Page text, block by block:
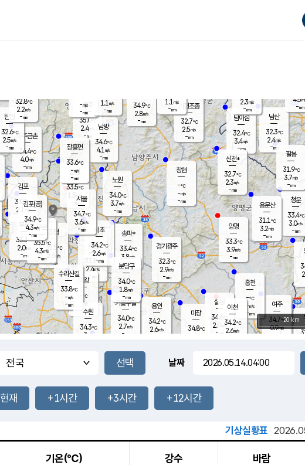
남이섬
32.4℃
3.4m/s
-mm
양주
35.0℃
2.4
-mm
과천
33.1℃
2.4m/s
- mm
남산
32.3℃
2.4m/s
-mm
-mm
청운
33.4℃
3.0m/s
-mm
팔봉
31.9℃
3.7m/s
-mm
-mm
용인
34.2℃
2.6m/s
여주
34.7℃
0.9m/s
경기광주
32.3℃
2.9m/s
-mm
장호원
2.3m/s
-mm
33.1
℃
파주금촌
34.4℃
4.0m/s
-mm
가평조종
32.7℃
2.5m/s
-mm
34.9℃
2.8m/s
-mm
신천*
32.7℃
2.3m/s
-mm
창현
-℃
-m/s
-mm
탄현
32.6℃
2.5m/s
-mm
1.1 m/s
-mm
34.4℃
2.5m/s
-mm
흥천
-℃
-m/s
-mm
마장
34.8℃
의왕
- ℃
m/s
mm
김포
33.9℃
2.1 m/s
mm
설봉
34.6
2.9 m/s
- mm
광명
35.5 ℃
2.6 m/s
-mm
부천
33.3℃
2.0m/s
-mm
-mm
구로
35.5℃
4.3m/s
-mm
은평
33.5℃
1.5 m/s
- mm
노원
34.0℃
3.7m/s
-mm
송파*
33.4℃
3.8m/s
-mm
서초
34.2℃
2.6m/s
-mm
남방
34.6℃
4.1 m/s
-mm
기흥구갈
34.0℃
2.7m/s
-
수리산길
33.8℃
-m/s
-mm
분당구
34.0℃
1.8m/s
-mm
장흥면
33.6℃
-m/s
-mm
-m/s
-mm
용문산
31.1℃
3.2m/s
-mm
김포(공)
34.9℃
4.3m/s
-mm
이천
34.2℃
2.6m/s
양평
33.3℃
3.9m/s
-mm
수원
34.3℃
3 m/s
서울
34.7℃
3.6m/s
-mm
4.5
-mm
32.8℃
2.2m/s
-mm
1.1 m/s
-mm
20 km
날짜
현재 +1시간 +3시간 +12시간
기상실황표
기온(℃) 강수 바람